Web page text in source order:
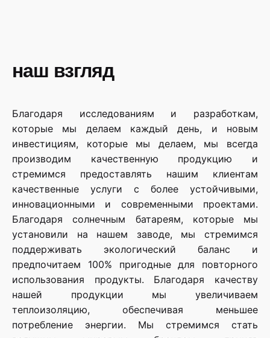
наш взгляд
Благодаря исследованиям и разработкам,
которые мы делаем каждый день, и новым
инвестициям, которые мы делаем, мы всегда
производим качественную продукцию и
стремимся предоставлять нашим клиентам
качественные услуги с более устойчивыми,
инновационными и современными проектами.
Благодаря солнечным батареям, которые мы
установили на нашем заводе, мы стремимся
поддерживать экологический баланс и
предпочитаем 100% пригодные для повторного
использования продукты. Благодаря качеству
нашей продукции мы увеличиваем
теплоизоляцию, обеспечивая меньшее
потребление энергии. Мы стремимся стать